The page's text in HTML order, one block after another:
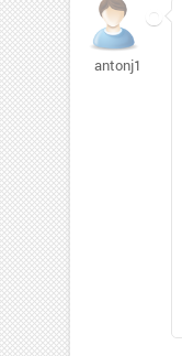
antonj1987770